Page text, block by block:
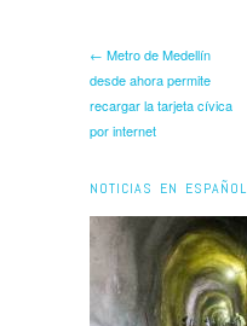
← Metro de Medellín
desde ahora permite
recargar la tarjeta cívica
por internet
NOTICIAS EN ESPAÑOL